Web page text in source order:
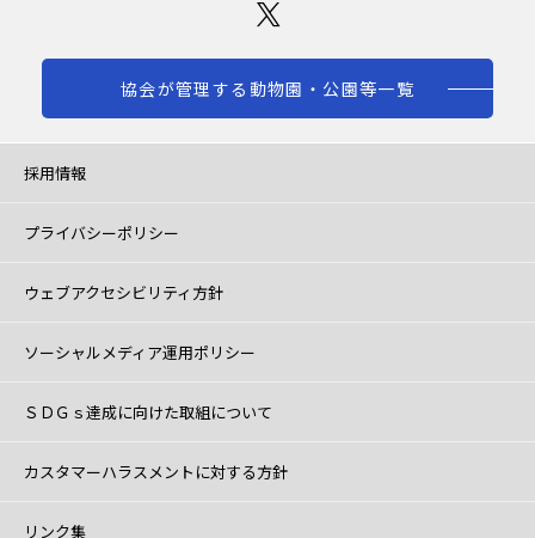
協会が管理する動物園・公園等一覧
採用情報
プライバシーポリシー
ウェブアクセシビリティ方針
ソーシャルメディア運用ポリシー
ＳＤＧｓ達成に向けた取組について
カスタマーハラスメントに対する方針
リンク集